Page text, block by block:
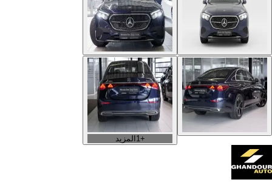
+
1المزيد